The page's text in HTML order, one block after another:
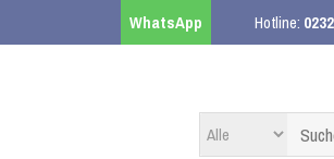
WhatsApp Hotline: